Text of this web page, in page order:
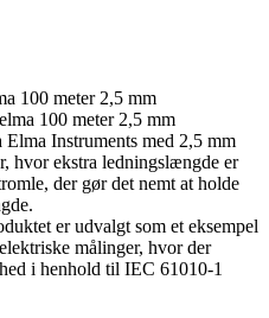
100 meter 2,5 mm
Instruments med 2,5 mm
hvor ekstra ledningslængde er
der gør det nemt at holde
er udvalgt som et eksempel
målinger, hvor der
i henhold til IEC 61010-1